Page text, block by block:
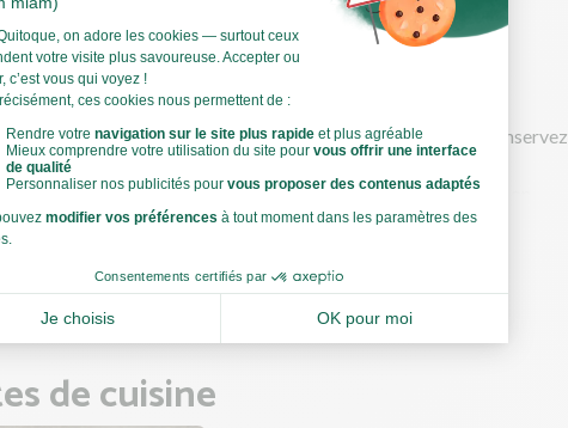
petits pois
une casserole d'eau salée.
écossez les petits pois.
petits pois 10 min environ jusqu'à ce qu'ils soient tendres. Conservez
pour le risotto.
déposez-les dans le bol d'un mixeur avec un peu d'eau de cuisson.
l'eau au fur et à mesure jusqu'à obtenir une texture lisse et
la cuisson des petits pois, préparez le risotto.
Voir toute la recette
de cuisine